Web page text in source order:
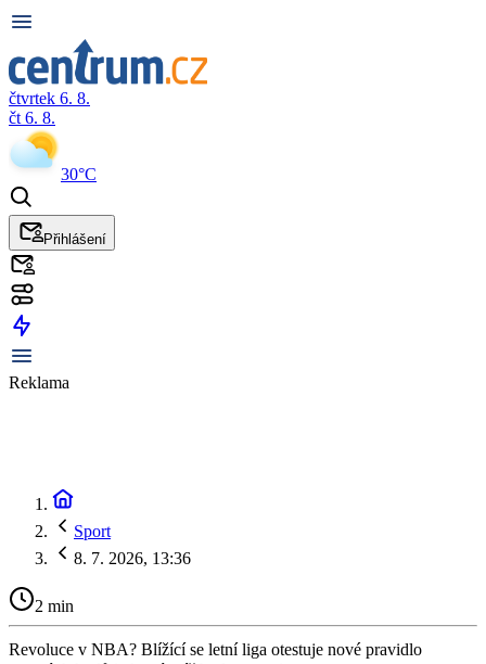
čtvrtek 6. 8.
čt 6. 8.
30°C
Přihlášení
Reklama
Sport
8. 7. 2026, 13:36
2 min
Revoluce v NBA? Blížící se letní liga otestuje nové pravidlo